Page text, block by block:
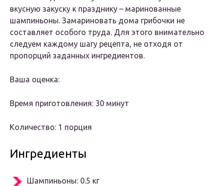
вкусную закуску к празднику – маринованные
шампиньоны. Замариновать дома грибочки не
составляет особого труда. Для этого внимательно
следуем каждому шагу рецепта, не отходя от
пропорций заданных ингредиентов.
Ваша оценка:
Время приготовления: 30 минут
Количество: 1 порция
Ингредиенты
Шампиньоны: 0.5 кг